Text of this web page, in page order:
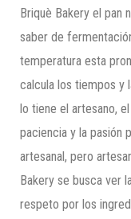
Briquè Bakery el pan
saber de
temperatura esta
calcula los tiempos y
lo tiene el artesano,
paciencia y la pasión
artesanal, pero
Bakery se busca ver
respeto por los